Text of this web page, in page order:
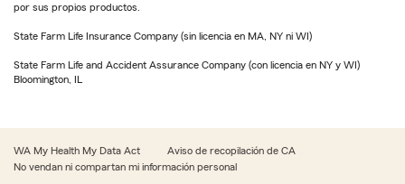
por sus propios productos.
State Farm Life Insurance Company (sin licencia en MA, NY ni WI)
State Farm Life and Accident Assurance Company (con licencia en NY y WI)
Bloomington, IL
WA My Health My Data Act
Aviso de recopilación de CA
No vendan ni compartan mi información personal